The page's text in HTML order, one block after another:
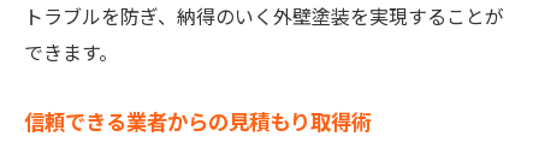
トラブルを防ぎ、納得のいく外壁塗装を実現することが
できます。
信頼できる業者からの見積もり取得術